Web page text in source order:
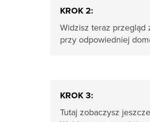
KROK 2:
Widzisz teraz przegląd
przy odpowiedniej
KROK 3:
Tutaj zobaczysz